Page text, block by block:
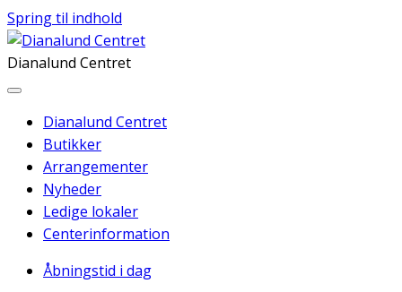
Spring til indhold
Dianalund Centret
Dianalund Centret
Butikker
Arrangementer
Nyheder
Ledige lokaler
Centerinformation
Åbningstid i dag